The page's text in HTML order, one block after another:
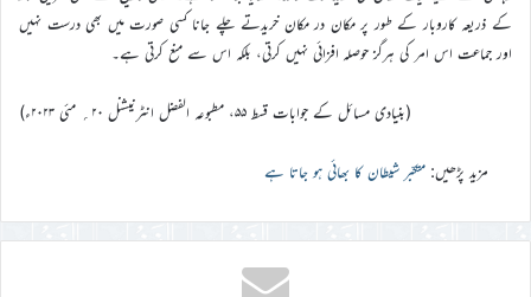
کے ذریعہ کاروبار کے طور پر مکان در مکان خریدتے چلے جانا کسی صورت میں بھی درست نہیں
اور جماعت اس امر کی ہرگز حوصلہ افزائی نہیں کرتی، بلکہ اس سے منع کرتی ہے۔
(بنیادی مسائل کے جوابات قسط ۵۵، مطبوعہ الفضل انٹرنیشنل ۲۰؍ مئی ۲۰۲۳ء)
مزید پڑھیں: متکبّر شیطان کا بھائی ہو جاتا ہے